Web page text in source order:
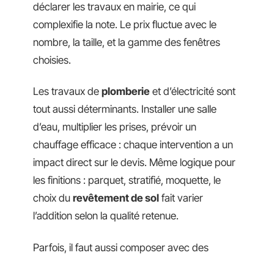
déclarer les travaux en mairie, ce qui
complexifie la note. Le prix fluctue avec le
nombre, la taille, et la gamme des fenêtres
choisies.
Les travaux de plomberie et d’électricité sont
tout aussi déterminants. Installer une salle
d’eau, multiplier les prises, prévoir un
chauffage efficace : chaque intervention a un
impact direct sur le devis. Même logique pour
les finitions : parquet, stratifié, moquette, le
choix du revêtement de sol fait varier
l’addition selon la qualité retenue.
Parfois, il faut aussi composer avec des